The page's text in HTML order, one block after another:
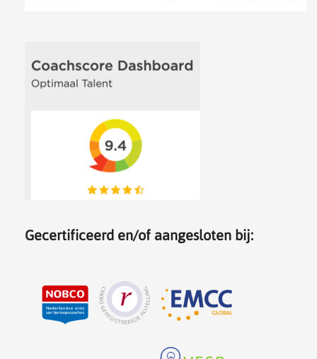
Gecertificeerd en/of aangesloten bij: